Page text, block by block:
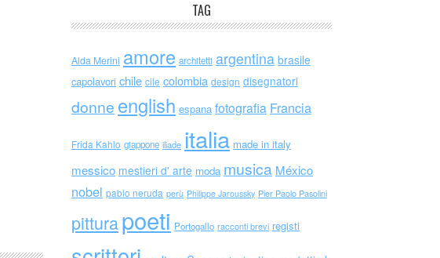
TAG
Alda Merini amore architetti argentina brasile
capolavori chile cile colombia design disegnatori
donne english espana fotografia Francia
Frida Kahlo giappone iliade italia made in italy
messico mestieri d' arte moda musica México
nobel pablo neruda perù Philippe Jaroussky Pier Paolo Pasolini
pitturapoeti Portogallo racconti brevi registi